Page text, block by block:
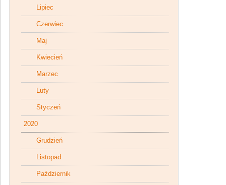
Lipiec
Czerwiec
Maj
Kwiecień
Marzec
Luty
Styczeń
2020
Grudzień
Listopad
Październik